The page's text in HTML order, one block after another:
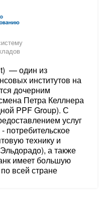
— один из
институтов на
дочерним
Петра Келлнера
PPF Group). С
услуг
потребительское
технику и
а также
имеет большую
всей стране